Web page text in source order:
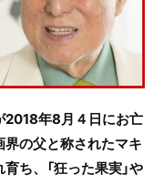
2018年8月４日にお亡
の父と称されたマキ
ち、「狂った果実」や